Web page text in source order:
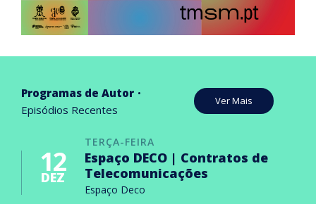
Programas de Autor
Episódios Recentes
Ver Mais
TERÇA-FEIRA
12
DEZ
Espaço DECO | Contratos de
Telecomunicações
Espaço Deco